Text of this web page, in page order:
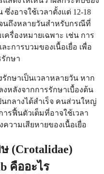
งอาจใช้เวลาตั้งแต่ 12-18
นถึงหลายวันสำหรับกรณีที่
รื่องหมายเฉพาะ เช่น การ
ะการบวมของเนื้อเยื่อ เพื่อ
รักษา
กษาเป็นเวลาหลายวัน หาก
หลังจากการรักษาเบื้องต้น
กลางได้สำเร็จ คนส่วนใหญ่
รฟื้นตัวเต็มที่อาจใช้เวลา
วามเสียหายของเนื้อเยื่อ
(Crotalidae)
คืออะไร